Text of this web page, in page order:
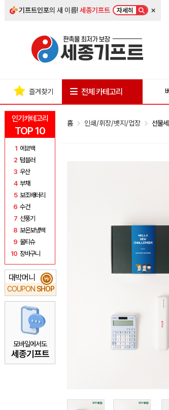
기프트인포의 새 이름!세종기프트 자세히 ×
인기카테고리
TOP 10
1 에코백
2 텀블러
3 우산
4 부채
5 보조배터리
6 수건
7 선풍기
8 보온보냉백
9 물티슈
10 장바구니
대박머니
COUPON SHOP
₩
모바일에서도
세종기프트
즐겨찾기 전체 카테고리
홈 인쇄/휘장/뱃지/업장 선물